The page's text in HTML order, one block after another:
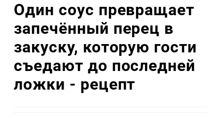
Один соус превращает
запечённый перец в
закуску, которую гости
съедают до последней
ложки - рецепт